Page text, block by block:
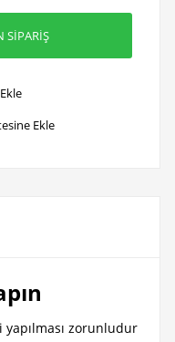
SİPARİŞ
Ekle
zorunludur